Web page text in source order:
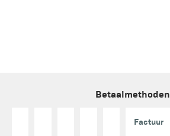
Betaalmethoden
Factuur